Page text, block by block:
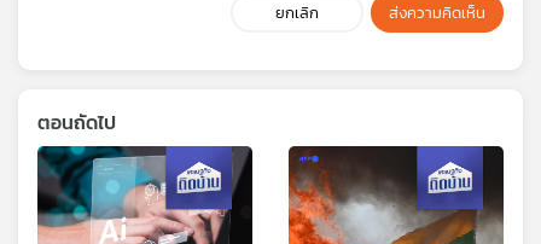
ยกเลิก ส่งความคิดเห็น
ตอนถัดไป